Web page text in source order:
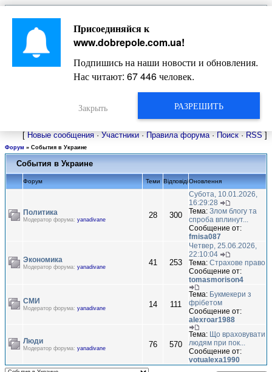
Главная
Новости
Довідкова
Фото
Оголошення
Видео
Жизнь Добропольского края
[ Новые сообщения · Участники · Правила форума· Поиск · RSS ]
Форум » События в Украине
События в Украине
Форум Теми ВідповідіОновлення
Политика
Модератор форума: yanadivane 28 300
Субота, 10.01.2026,
16:29:28
Тема: Злом блогу та
спроба вплинут...
Сообщение от:
fmisa087
Экономика
Модератор форума: yanadivane 41 253
Четвер, 25.06.2026,
22:10:04
Тема: Страхове право
Сообщение от:
tomasmorison4
СМИ
Модератор форума: yanadivane 14 111
Тема: Букмекери з
фрібетом
Сообщение от:
alexroar1988
Люди
Модератор форума: yanadivane 76 570
Тема: Що враховувати
людям при пок...
Сообщение от:
votualexa1990
Присоединяйся к
www.dobrepole.com.ua!
Подпишись на наши новости и обновления.
Нас читают: 67 453человек.
РАЗРЕШИТЬ
Закрыть